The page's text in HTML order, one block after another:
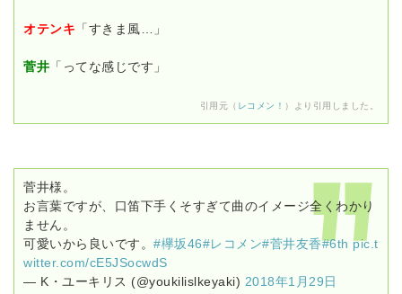
オテンキ 「すきま風…」
菅井 「ってな感じです」
引用元（ レコメン！ ）より引用しました。
菅井様。
お言葉ですが、口笛下手くそすぎて曲のイメージ全くわかり
ません。
可愛いから良いです。 #欅坂46#レコメン#菅井友香#6th pic.t
witter.com/cE5JSocwdS
— K・ユーキリス (@youkilislkeyaki) 2018年1月29日